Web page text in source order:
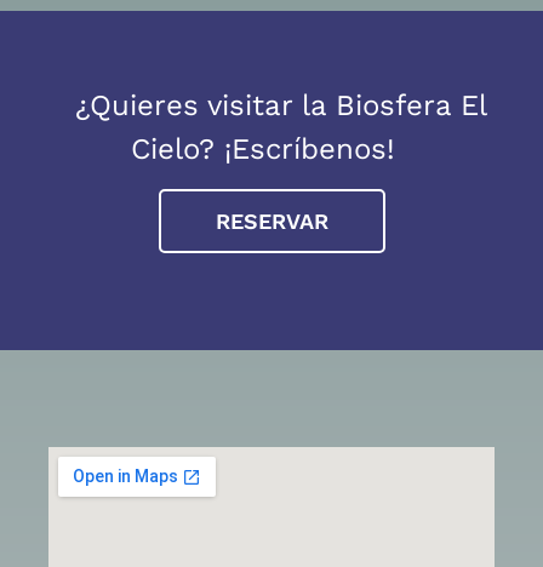
¿Quieres visitar la Biosfera El
Cielo? ¡Escríbenos!
RESERVAR